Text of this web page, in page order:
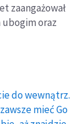
zaangażował
ubogim oraz
do wewnątrz.
mieć Go